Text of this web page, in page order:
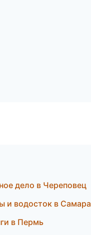
дело в Череповец
и водосток в Самара
в Пермь